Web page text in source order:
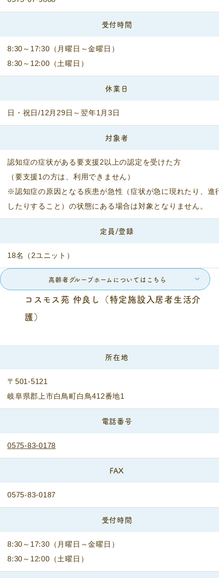
受付時間
8:30～17:30（月曜日～金曜日）
8:30～12:00（土曜日）
休業日
日・祝日/12月29日～翌年1月3日
対象者
認知症の症状がある要支援2以上の認定を受けた方
（要支援1の方は、利用できません）
※認知症の原因となる疾患が急性（症状が急に現れたり、進
したりすること）の状態にある場合は対象となりません。
定員/登録
18名（2ユニット）
高齢者グループホームについてはこちら
コスモス苑 仲良し（特定施設入居者生活介
護）
所在地
〒501-5121
岐阜県郡上市白鳥町白鳥412番地1
電話番号
0575-83-0178
FAX
0575-83-0187
受付時間
8:30～17:30（月曜日～金曜日）
8:30～12:00（土曜日）